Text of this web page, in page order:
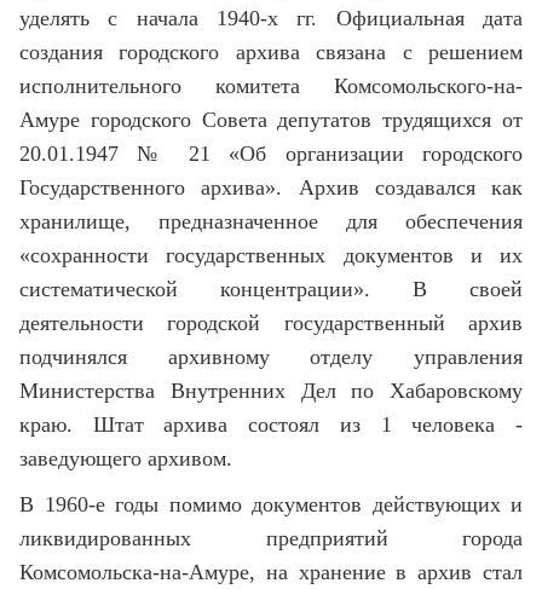
уделять с начала 1940-х гг. Официальная дата
создания городского архива связана с решением
исполнительного комитета Комсомольского-на-
Амуре городского Совета депутатов трудящихся от
20.01.1947 № 21 «Об организации городского
Государственного архива». Архив создавался как
хранилище, предназначенное для обеспечения
«сохранности государственных документов и их
систематической концентрации». В своей
деятельности городской государственный архив
подчинялся архивному отделу управления
Министерства Внутренних Дел по Хабаровскому
краю. Штат архива состоял из 1 человека -
заведующего архивом.
В 1960-е годы помимо документов действующих и
ликвидированных предприятий города
Комсомольска-на-Амуре, на хранение в архив стал